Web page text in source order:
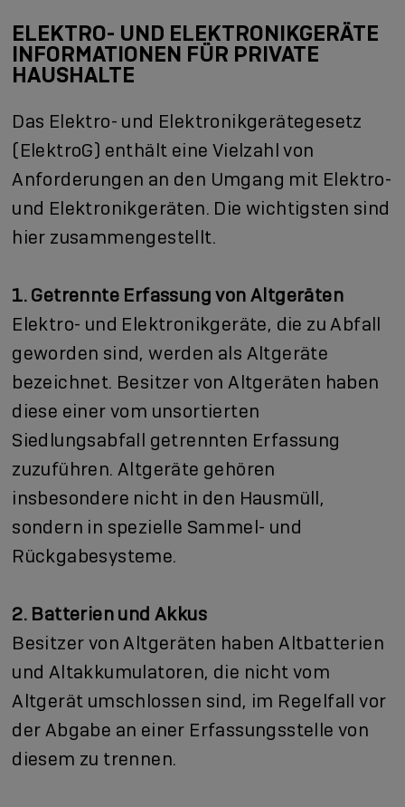
ELEKTRO- UND ELEKTRONIKGERÄTE
INFORMATIONEN FÜR PRIVATE
HAUSHALTE
Das Elektro- und Elektronikgerätegesetz
(ElektroG) enthält eine Vielzahl von
Anforderungen an den Umgang mit Elektro-
und Elektronikgeräten. Die wichtigsten sind
hier zusammengestellt.
1. Getrennte Erfassung von Altgeräten
Elektro- und Elektronikgeräte, die zu Abfall
geworden sind, werden als Altgeräte
bezeichnet. Besitzer von Altgeräten haben
diese einer vom unsortierten
Siedlungsabfall getrennten Erfassung
zuzuführen. Altgeräte gehören
insbesondere nicht in den Hausmüll,
sondern in spezielle Sammel- und
Rückgabesysteme.
2. Batterien und Akkus
Besitzer von Altgeräten haben Altbatterien
und Altakkumulatoren, die nicht vom
Altgerät umschlossen sind, im Regelfall vor
der Abgabe an einer Erfassungsstelle von
diesem zu trennen.